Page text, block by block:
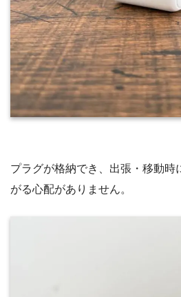
プラグが格納でき、出張・移動時
がる心配がありません。